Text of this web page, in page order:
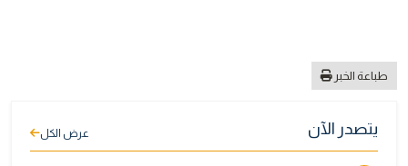
طباعة الخبر
يتصدر الآن عرض الكل